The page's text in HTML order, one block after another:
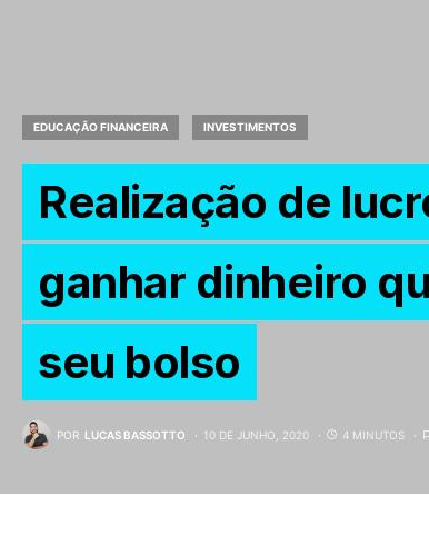
EDUCAÇÃO FINANCEIRA INVESTIMENTOS
Realização de
ganhar dinheiro
seu bolso
POR LUCAS BASSOTTO 10 DE JUNHO, 2020 4 MINUTOS